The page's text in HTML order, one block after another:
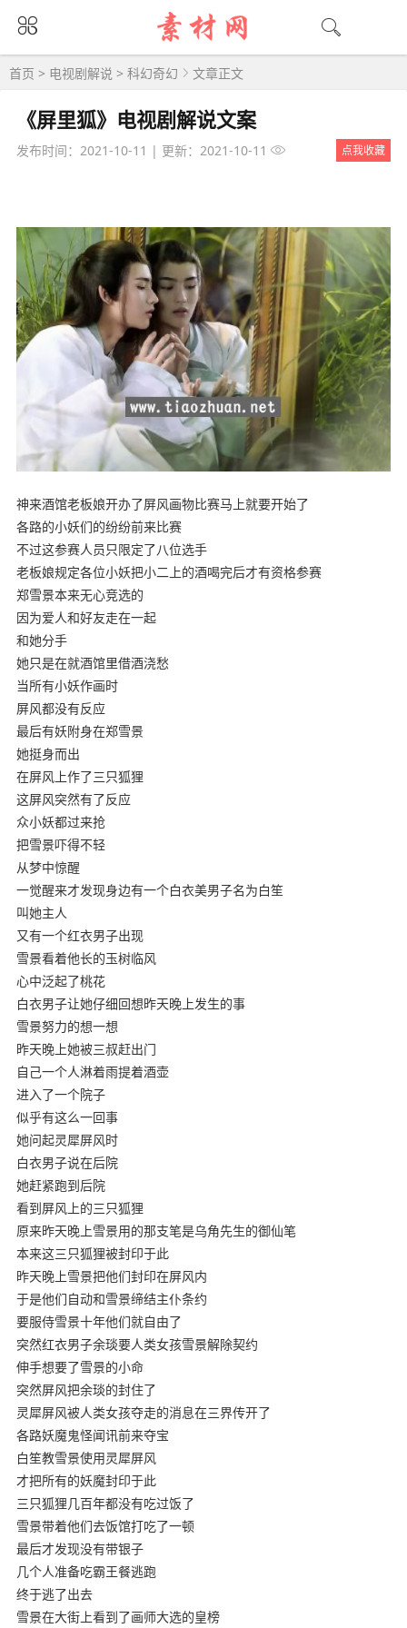
首页 > 电视剧解说 > 科幻奇幻 文章正文
《屏里狐》电视剧解说文案
发布时间：2021-10-11 | 更新：2021-10-11 点我收藏
神来酒馆老板娘开办了屏风画物比赛马上就要开始了
各路的小妖们的纷纷前来比赛
不过这参赛人员只限定了八位选手
老板娘规定各位小妖把小二上的酒喝完后才有资格参赛
郑雪景本来无心竞选的
因为爱人和好友走在一起
和她分手
她只是在就酒馆里借酒浇愁
当所有小妖作画时
屏风都没有反应
最后有妖附身在郑雪景
她挺身而出
在屏风上作了三只狐狸
这屏风突然有了反应
众小妖都过来抢
把雪景吓得不轻
从梦中惊醒
一觉醒来才发现身边有一个白衣美男子名为白笙
叫她主人
又有一个红衣男子出现
雪景看着他长的玉树临风
心中泛起了桃花
白衣男子让她仔细回想昨天晚上发生的事
雪景努力的想一想
昨天晚上她被三叔赶出门
自己一个人淋着雨提着酒壶
进入了一个院子
似乎有这么一回事
她问起灵犀屏风时
白衣男子说在后院
她赶紧跑到后院
看到屏风上的三只狐狸
原来昨天晚上雪景用的那支笔是乌角先生的御仙笔
本来这三只狐狸被封印于此
昨天晚上雪景把他们封印在屏风内
于是他们自动和雪景缔结主仆条约
要服侍雪景十年他们就自由了
突然红衣男子余琰要人类女孩雪景解除契约
伸手想要了雪景的小命
突然屏风把余琰的封住了
灵犀屏风被人类女孩夺走的消息在三界传开了
各路妖魔鬼怪闻讯前来夺宝
白笙教雪景使用灵犀屏风
才把所有的妖魔封印于此
三只狐狸几百年都没有吃过饭了
雪景带着他们去饭馆打吃了一顿
最后才发现没有带银子
几个人准备吃霸王餐逃跑
终于逃了出去
雪景在大街上看到了画师大选的皇榜